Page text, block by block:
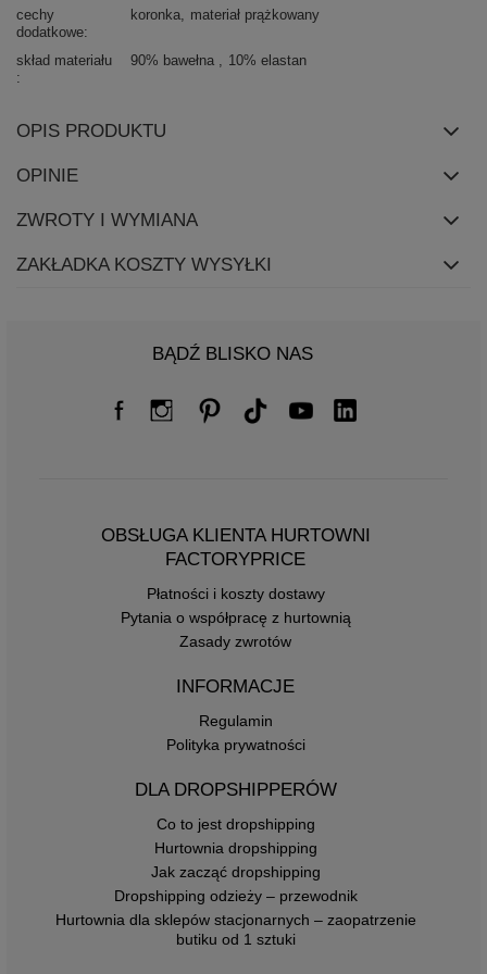
cechy
dodatkowe
koronka materiał prążkowany
skład materiału 90% bawełna 10% elastan
OPIS PRODUKTU
OPINIE
ZWROTY I WYMIANA
ZAKŁADKA KOSZTY WYSYŁKI
BĄDŹ BLISKO NAS
OBSŁUGA KLIENTA HURTOWNI
FACTORYPRICE
Płatności i koszty dostawy
Pytania o współpracę z hurtownią
Zasady zwrotów
INFORMACJE
Regulamin
Polityka prywatności
DLA DROPSHIPPERÓW
Co to jest dropshipping
Hurtownia dropshipping
Jak zacząć dropshipping
Dropshipping odzieży – przewodnik
Hurtownia dla sklepów stacjonarnych – zaopatrzenie
butiku od 1 sztuki